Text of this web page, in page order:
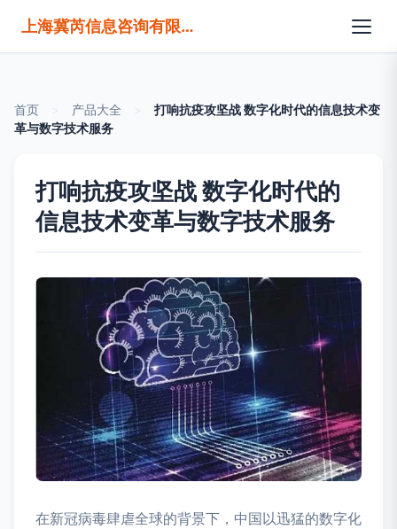
上海冀芮信息咨询有限公司
首页 产品大全
打响抗疫攻坚战 数字化时代的信息技术变
革与数字技术服务
打响抗疫攻坚战 数字化时代的
信息技术变革与数字技术服务
在新冠病毒肆虐全球的背景下，中国以迅猛的数字化